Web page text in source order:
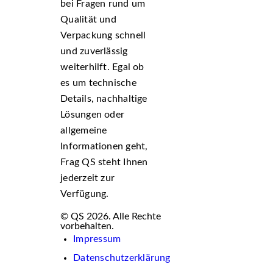
bei Fragen rund um
Qualität und
Verpackung schnell
und zuverlässig
weiterhilft. Egal ob
es um technische
Details, nachhaltige
Lösungen oder
allgemeine
Informationen geht,
Frag QS steht Ihnen
jederzeit zur
Verfügung.
© QS 2026. Alle Rechte
vorbehalten.
Impressum
Datenschutzerklärung